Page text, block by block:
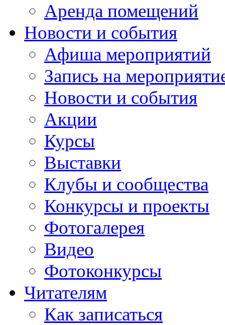
Аренда помещений
Новости и события
Афиша мероприятий
Запись на
Новости и события
Акции
Курсы
Выставки
Клубы и сообщества
Конкурсы и проекты
Фотогалерея
Видео
Фотоконкурсы
Читателям
Как записаться